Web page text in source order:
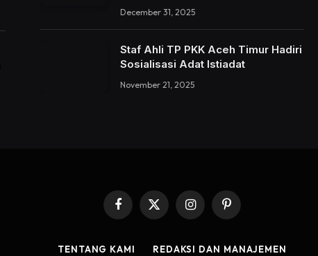
December 31, 2025
Staf Ahli TP PKK Aceh Timur Hadiri
Sosialisasi Adat Istiadat
November 21, 2025
Facebook
X
(Twitter)
InstagramPinterest
TENTANG KAMI REDAKSI DAN MANAJEMEN